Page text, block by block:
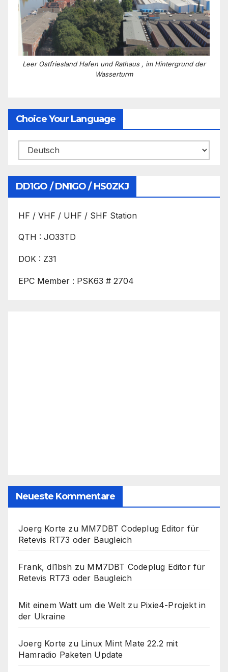
Leer Ostfriesland Hafen und Rathaus , im Hintergrund der
Wasserturm
Choice Your Language
DD1GO / DN1GO / HS0ZKJ
HF / VHF / UHF / SHF Station
QTH : JO33TD
DOK : Z31
EPC Member : PSK63 # 2704
Neueste Kommentare
Joerg Korte zu MM7DBT Codeplug Editor für
Retevis RT73 oder Baugleich
Frank, dl1bsh zu MM7DBT Codeplug Editor für
Retevis RT73 oder Baugleich
Mit einem Watt um die Welt zu Pixie4-Projekt in
der Ukraine
Joerg Korte zu Linux Mint Mate 22.2 mit
Hamradio Paketen Update